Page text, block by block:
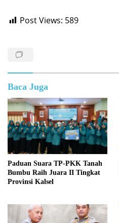
Post Views: 589
Baca Juga
Paduan Suara TP-PKK Tanah
Bumbu Raih Juara II Tingkat
Provinsi Kalsel